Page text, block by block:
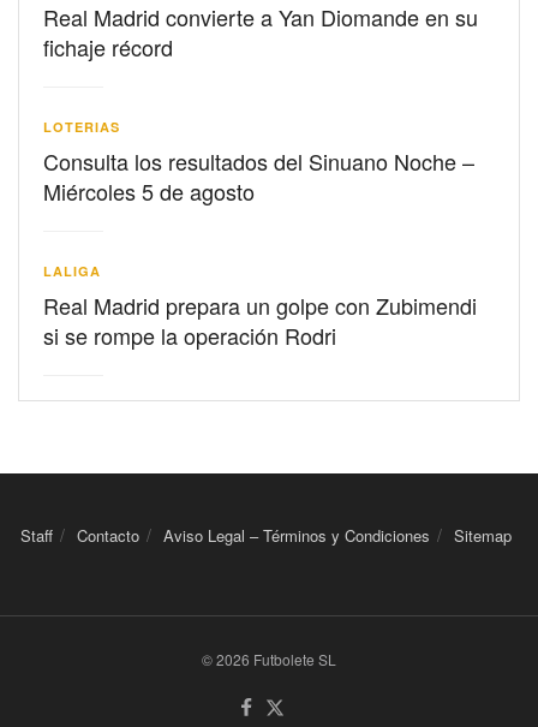
Real Madrid convierte a Yan Diomande en su
fichaje récord
LOTERIAS
Consulta los resultados del Sinuano Noche –
Miércoles 5 de agosto
LALIGA
Real Madrid prepara un golpe con Zubimendi
si se rompe la operación Rodri
Staff Contacto Aviso Legal – Términos y Condiciones Sitemap
© 2026 Futbolete SL